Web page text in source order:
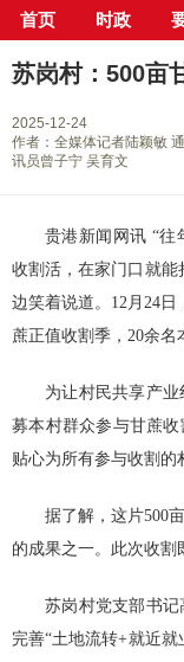
首页 时政
当前位置： 首页> 新闻
苏岗村：500亩
2025-12-24
作者：全媒体记者陆颖敏 通
讯员曾子宁 吴育文
贵港新闻网讯 “往
收割活，在家门口就能
边笑着说道。12月24
蔗正值收割季，20余名
为让村民共享产
募本村群众参与甘蔗
贴心为所有参与收割的
据了解，这片500
的成果之一。此次收割
苏岗村党支部书
完善“土地流转+就近